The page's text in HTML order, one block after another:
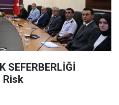
SEFERBERLİĞİ
Risk